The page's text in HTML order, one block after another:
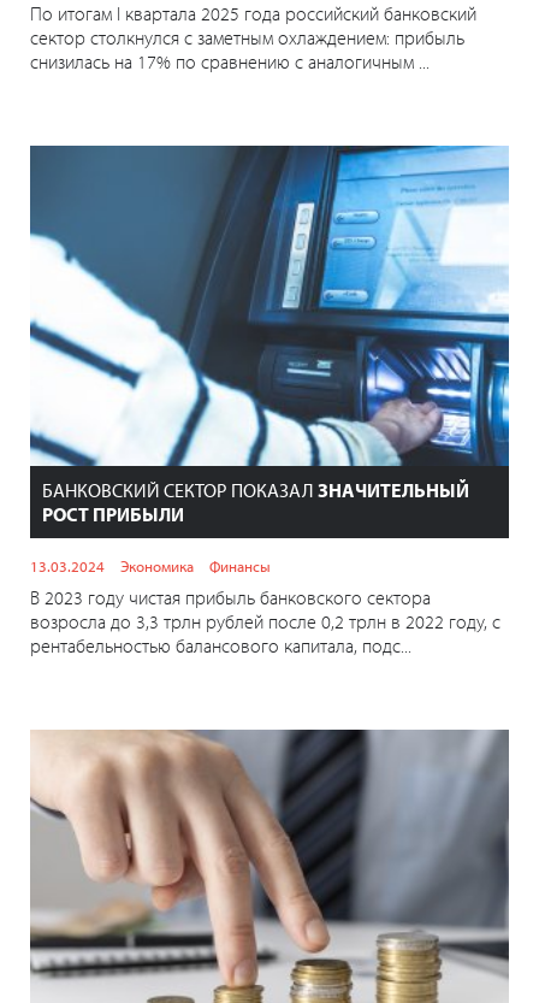
По итогам I квартала 2025 года российский банковский
сектор столкнулся с заметным охлаждением: прибыль
снизилась на 17% по сравнению с аналогичным ...
БАНКОВСКИЙ СЕКТОР ПОКАЗАЛ ЗНАЧИТЕЛЬНЫЙ
РОСТ ПРИБЫЛИ
13.03.2024 Экономика Финансы
В 2023 году чистая прибыль банковского сектора
возросла до 3,3 трлн рублей после 0,2 трлн в 2022 году, с
рентабельностью балансового капитала, подс...